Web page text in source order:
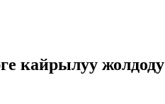
кайрылуу жолдоду